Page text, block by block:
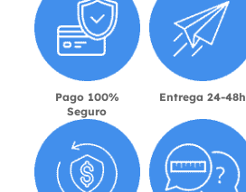
Pago 100%
Seguro
Entrega 24-48h